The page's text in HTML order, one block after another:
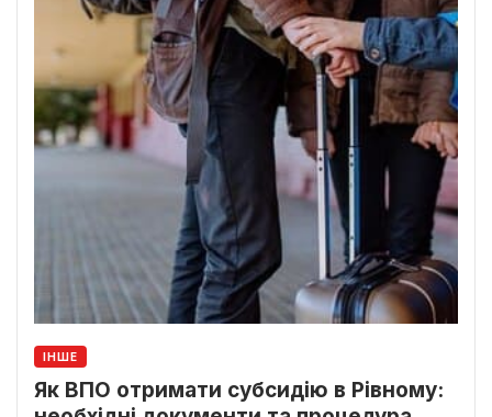
ІНШЕ
Як ВПО отримати субсидію в Рівному: